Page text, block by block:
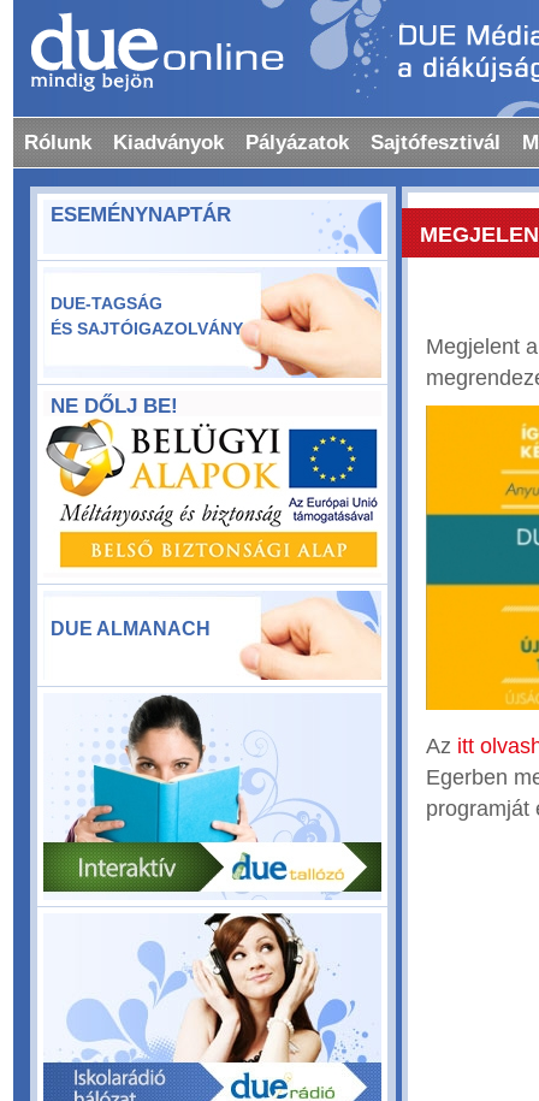
Rólunk Kiadványok Pályázatok Sajtófesztivál
ESEMÉNYNAPTÁR
DUE-TAGSÁG
ÉS SAJTÓIGAZOLVÁNY
NE DŐLJ BE!
DUE ALMANACH
Megjelent
Az itt
Egerben
programját